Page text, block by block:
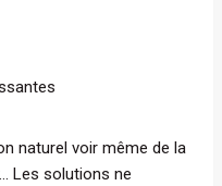
naturel voir même de la
Les solutions ne